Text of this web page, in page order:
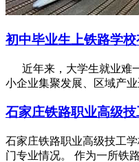
初中毕业生上铁路学
近年来，大学生就业难一
小企业集聚发展、区域产
石家庄铁路职业高级
石家庄铁路职业高级技工
门专业情况。 作为一所铁